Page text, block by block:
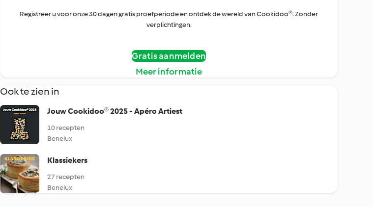
Registreer u voor onze 30 dagen gratis proefperiode en ontdek de wereld van Cookidoo®. Zonder
verplichtingen.
Gratis aanmelden
Meer informatie
Ook te zien in
Jouw Cookidoo® 2025 - Apéro Artiest
10 recepten
Benelux
Klassiekers
27 recepten
Benelux